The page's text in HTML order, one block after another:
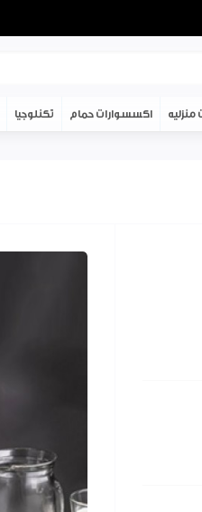
اكسسوارات حمام تكنلوجيا